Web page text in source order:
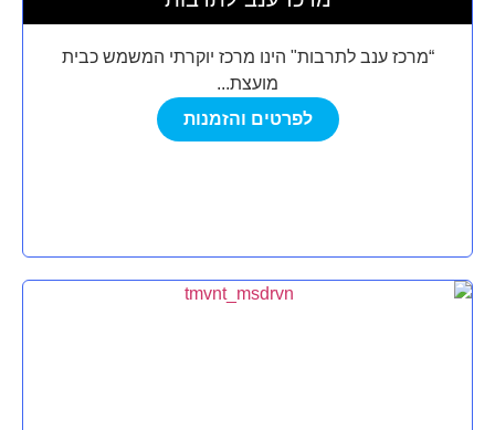
“מרכז ענב לתרבות" הינו מרכז יוקרתי המשמש כבית
מועצת...
לפרטים והזמנות